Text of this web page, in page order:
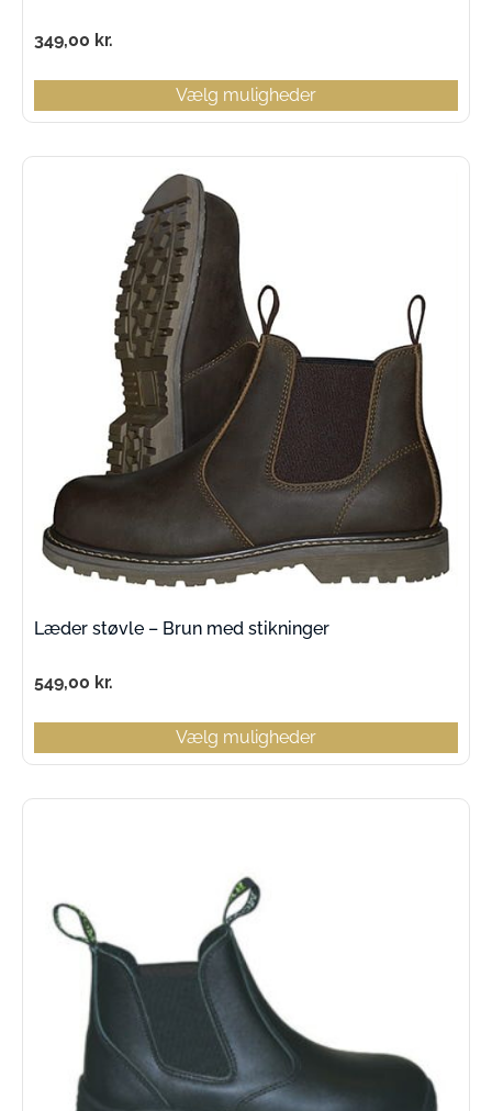
349,00 kr.
Vælg muligheder
Læder støvle – Brun med stikninger
549,00 kr.
Vælg muligheder